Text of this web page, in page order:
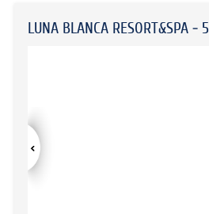
ТУРЦИЯ С КОЛА
ХОТЕЛИ В АЛБАНИЯ
АВТОБУСИ ПОД НАЕМ
LUNA BLANCA RESORT&SPA - 5